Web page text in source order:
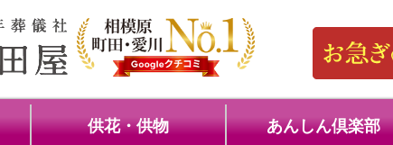
供花・供物 あんしん倶楽部